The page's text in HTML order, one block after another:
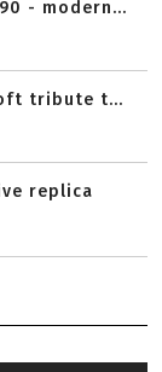
- modern...
tribute t...
replica